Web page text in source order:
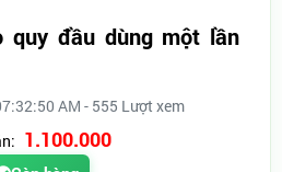
quy đầu dùng một lần
AM - 555 Lượt xem
1.100.000